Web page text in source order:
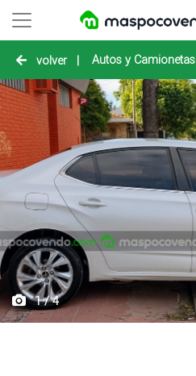
volver | Autos y Camionetas
1 / 4